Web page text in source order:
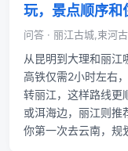
玩，景点顺序和
问答 · 丽江古城,束河
从昆明到大理和丽江
高铁仅需2小时左右
转丽江，这样路线更
或洱海边，丽江则推
你第一次去云南，规